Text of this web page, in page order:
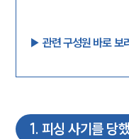
▶︎ 관련 구성원 바로 보
1. 피싱 사기를 당